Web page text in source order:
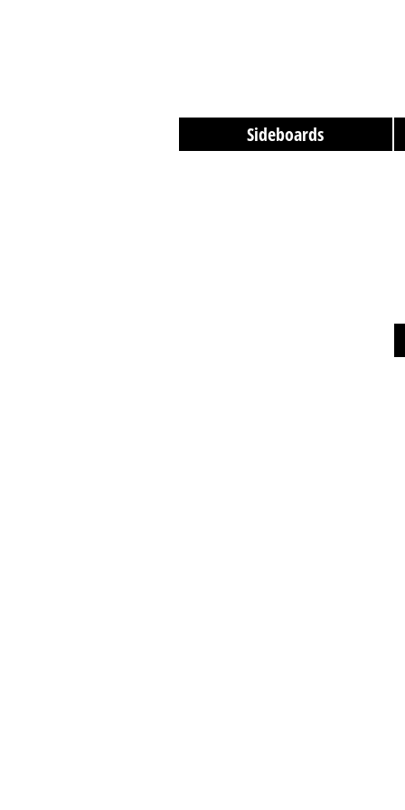
Sideboards